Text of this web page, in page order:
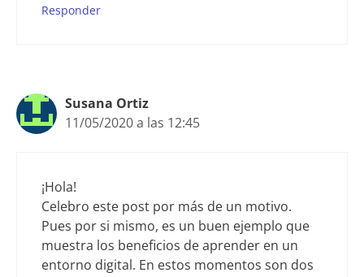
Responder
Susana Ortiz
11/05/2020 a las 12:45
¡Hola!
Celebro este post por más de un motivo.
Pues por si mismo, es un buen ejemplo que
muestra los beneficios de aprender en un
entorno digital. En estos momentos son dos